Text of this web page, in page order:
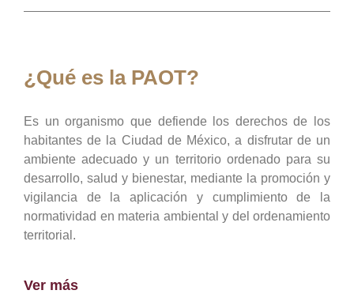
¿Qué es la PAOT?
Es un organismo que defiende los derechos de los
habitantes de la Ciudad de México, a disfrutar de un
ambiente adecuado y un territorio ordenado para su
desarrollo, salud y bienestar, mediante la promoción y
vigilancia de la aplicación y cumplimiento de la
normatividad en materia ambiental y del ordenamiento
territorial.
Ver más